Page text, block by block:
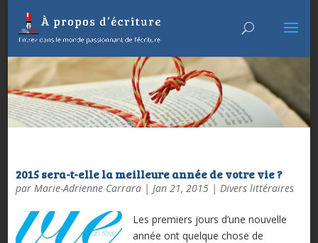
2015 sera-t-elle la meilleure année de votre vie ?
par Marie-Adrienne Carrara| Jan 21, 2015| Divers littéraires
Les premiers jours d’une nouvelle
année ont quelque chose de